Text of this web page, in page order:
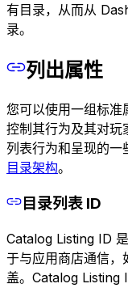
有目录，从而从
录。
列出属性
您可以使用一组标准
控制其行为及其对玩
列表行为和呈现的一
目录架构。
目录列表 ID
Catalog Listing ID
于与应用商店通信，
盖。Catalog Listing